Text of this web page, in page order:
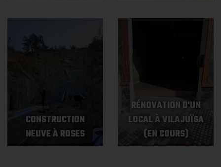
CONSTRUCTION
NEUVE À ROSES
RÉNOVATION D'UN
LOCAL À VILAJUÏGA
(EN COURS)